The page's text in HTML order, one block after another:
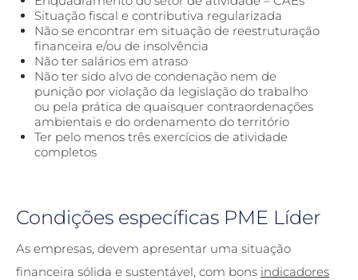
Situação fiscal e contributiva regularizada
Não se encontrar em situação de reestruturação
financeira e/ou de insolvência
Não ter salários em atraso
Não ter sido alvo de condenação nem de
punição por violação da legislação do trabalho
ou pela prática de quaisquer contraordenações
ambientais e do ordenamento do território
Ter pelo menos três exercícios de atividade
completos
Condições específicas PME Líder
As empresas, devem apresentar uma situação
financeira sólida e sustentável, com bons indicadores